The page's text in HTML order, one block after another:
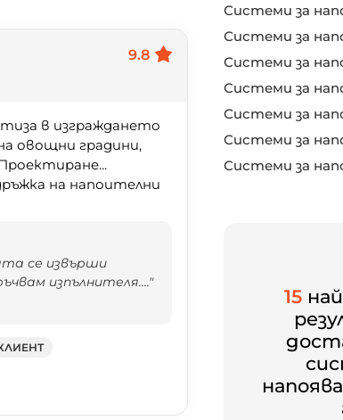
9.8
в изграждането
овощни градини,
на напоителни
се извърши
изпълнителя...."
Системи за
Системи за
Системи за
Системи за
Системи за
Системи за
Системи за
15